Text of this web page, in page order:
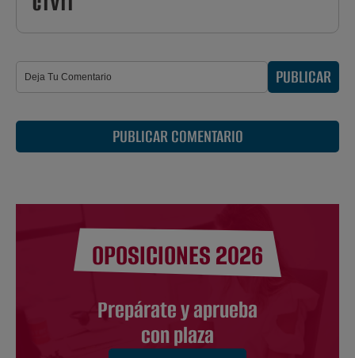
PUBLICAR
PUBLICAR COMENTARIO
OPOSICIONES 2026
Prepárate y aprueba
con plaza